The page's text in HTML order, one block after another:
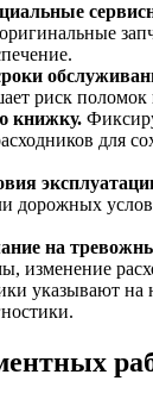
риск
книжку.
для
дорожных
на
изменение
указывают на